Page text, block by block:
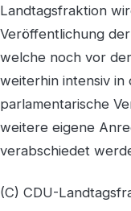
Landtagsfraktion
Veröffentlichung
welche noch vor
weiterhin intensiv in
parlamentarische
weitere eigene
verabschiedet
(C) CDU-